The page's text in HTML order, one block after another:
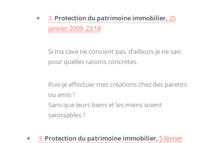
3. Protection du patrimoine immobilier,25
janvier 2009, 23:18
Si ma cave ne convient pas, d’ailleurs je ne sais
pour quelles raisons concretes.
Puis-je effectuer mes créations chez des parents
ou amis ?
Sans que leurs biens et les miens soient
saisissables ?
3. Protection du patrimoine immobilier, 5 février